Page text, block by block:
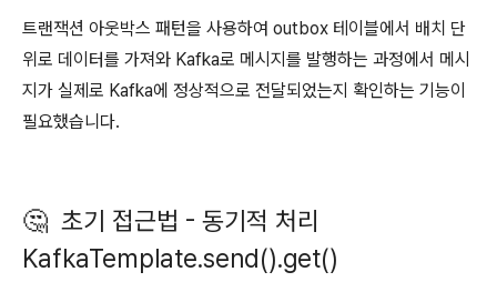
트랜잭션 아웃박스 패턴을 사용하여 outbox 테이블에서 배치 단
위로 데이터를 가져와 Kafka로 메시지를 발행하는 과정에서 메시
지가 실제로 Kafka에 정상적으로 전달되었는지 확인하는 기능이
필요했습니다.
🤔 초기 접근법 - 동기적 처리
KafkaTemplate.send().get()